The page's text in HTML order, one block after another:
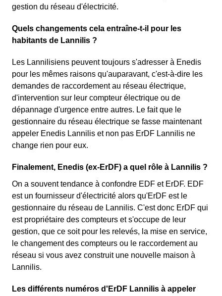
gestion du réseau d'électricité.
Quels changements cela entraîne-t-il pour les
habitants de Lannilis ?
Les Lannilisiens peuvent toujours s'adresser à Enedis
pour les mêmes raisons qu'auparavant, c'est-à-dire les
demandes de raccordement au réseau électrique,
d'intervention sur leur compteur électrique ou de
dépannage d'urgence entre autres. Le fait que le
gestionnaire du réseau électrique se fasse maintenant
appeler Enedis Lannilis et non pas ErDF Lannilis ne
change rien pour eux.
Finalement, Enedis (ex-ErDF) a quel rôle à Lannilis ?
On a souvent tendance à confondre EDF et ErDF. EDF
est un fournisseur d'électricité alors qu'ErDF est le
gestionnaire du réseau de Lannilis. C'est donc ErDF qui
est propriétaire des compteurs et s'occupe de leur
gestion, que ce soit pour les relevés, la mise en service,
le changement des compteurs ou le raccordement au
réseau si vous avez construit une nouvelle maison à
Lannilis.
Les différents numéros d'ErDF Lannilis à appeler